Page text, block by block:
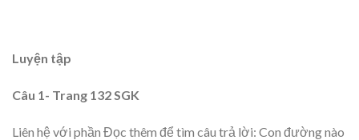
Luyện tập
Câu 1- Trang 132 SGK
Liên hệ với phần Đọc thêm để tìm câu trả lời: Con đường nào